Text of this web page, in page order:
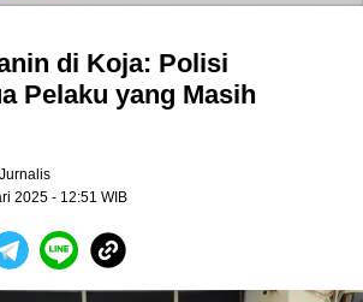
di Koja: Polisi
Pelaku yang Masih
2025 - 12:51 WIB